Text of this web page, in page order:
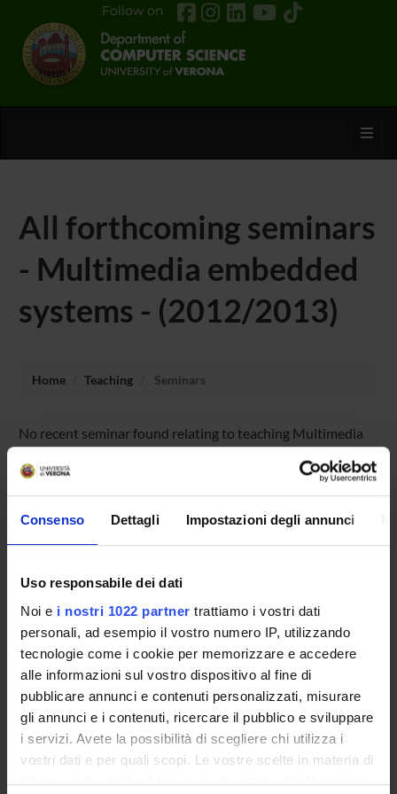
Consenso Dettagli Impostazioni degli annunci
Uso responsabile dei dati
Noi e i nostri 1022 partner trattiamo i vostri dati
personali, ad esempio il vostro numero IP, utilizzando
tecnologie come i cookie per memorizzare e accedere
alle informazioni sul vostro dispositivo al fine di
pubblicare annunci e contenuti personalizzati, misurare
gli annunci e i contenuti, ricercare il pubblico e sviluppare
i servizi. Avete la possibilità di scegliere chi utilizza i
vostri dati e per quali scopi. Le vostre scelte in materia di
privacy sono applicabili solo su questa proprietà digitale
Follow on
All forthcoming seminars
- Multimedia embedded
systems - (2012/2013)
Home Teaching Seminars
No recent seminar found relating to teaching Multimedia
embedded systems .
PHD PROGRAMMES AND POSTGRADUATE
TRAINING
Contacts
People
Places
Calendar